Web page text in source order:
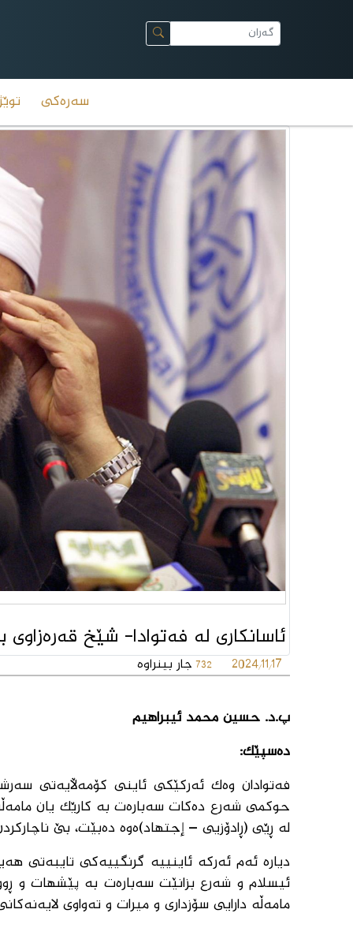
سەرەکی
ئاسانكاری لە فەتوادا- شێخ قەرەزاوی
2024/11/17
732جار بینراوە
پ.د. حسین محمد ئیبراهیم
دەسپێك:
فەتوادان وەك ئەركێكی ئاینی كۆمەڵایەتی
حوكمی شەرع دەكات سەبارەت بە كارێك یان
لە ڕێی (ڕادۆزیی – إجتهاد)ەوە دەبێت، بێ
دیارە ئەم ئەركە ئاینییە گرنگییەكی تایبەتی
ئیسلام و شەرع بزانێت سەبارەت بە پێشهات و
مامەڵە دارایی سۆزداری و میرات و تەواوی